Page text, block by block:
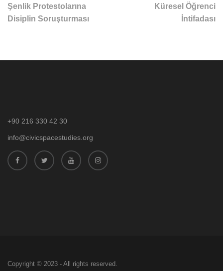
Şenlik Protestolarına
Disiplin Soruşturması
Küresel Öğrenci
İntifadası
+90 216 330 42 30
info@civicspacestudies.org
Copyright © 2023 - All rights reserved.